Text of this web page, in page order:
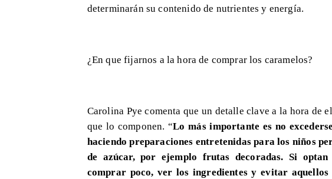
determinarán su contenido de nutrientes y energía.
¿En que fijarnos a la hora de comprar los caramelos?
Carolina Pye comenta que un detalle clave a la hora de
que lo componen. “Lo más importante es no
haciendo preparaciones entretenidas para los niños
de azúcar, por ejemplo frutas decoradas. Si optan
comprar poco, ver los ingredientes y evitar aquellos